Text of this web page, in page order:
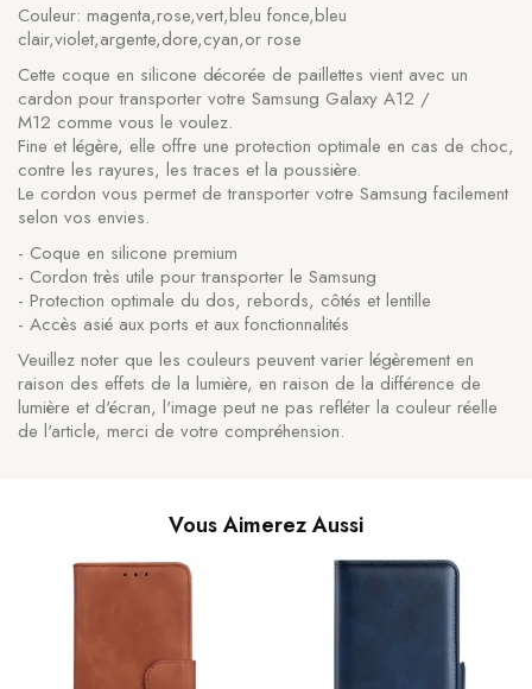
Couleur: magenta,rose,vert,bleu fonce,bleu
clair,violet,argente,dore,cyan,or rose
Cette coque en silicone décorée de paillettes vient avec un
cardon pour transporter votre Samsung Galaxy A12 /
M12 comme vous le voulez.
Fine et légère, elle offre une protection optimale en cas de choc,
contre les rayures, les traces et la poussière.
Le cordon vous permet de transporter votre Samsung facilement
selon vos envies.
- Coque en silicone premium
- Cordon très utile pour transporter le Samsung
- Protection optimale du dos, rebords, côtés et lentille
- Accès asié aux ports et aux fonctionnalités
Veuillez noter que les couleurs peuvent varier légèrement en
raison des effets de la lumière, en raison de la différence de
lumière et d'écran, l'image peut ne pas refléter la couleur réelle
de l'article, merci de votre compréhension.
Vous Aimerez Aussi